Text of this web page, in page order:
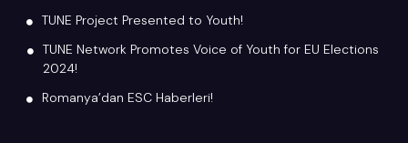
TUNE Project Presented to Youth!
TUNE Network Promotes Voice of Youth for EU Elections
2024!
Romanya’dan ESC Haberleri!